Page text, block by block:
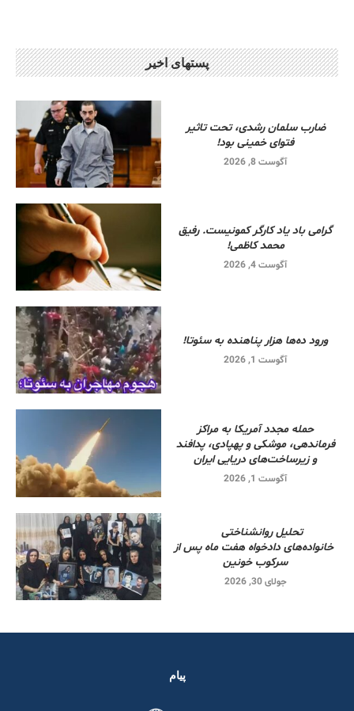
پستهای اخیر
ضارب سلمان رشدی، تحت تاثیر
فتوای خمینی بود!
آگوست 8, 2026
گرامی باد یاد کارگر کمونیست. رفیق
محمد کاظمی!
آگوست 4, 2026
ورود ده‌ها هزار پناهنده به سئوتا!
آگوست 1, 2026
حمله مجدد آمریکا به مراکز
فرماندهی، موشکی و پهپادی، پدافند
و زیرساخت‌های دریایی ایران
آگوست 1, 2026
تحلیل روانشناختی
خانواده‌های دادخواه هفت ماه پس از
سرکوب خونین
جولای 30, 2026
پیام